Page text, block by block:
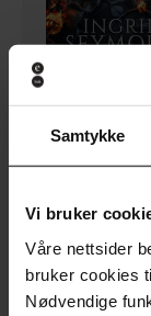
Samtykke
Vi bruker
Våre nettsider
bruker cookies
Nødvendige
130,-
EBOK